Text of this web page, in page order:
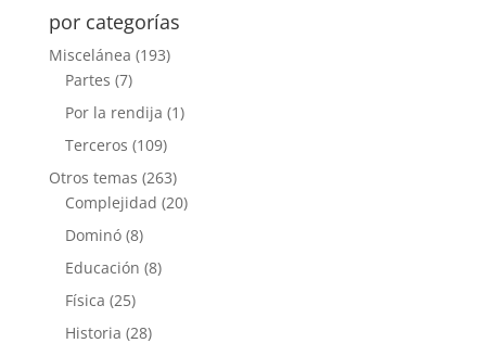
por categorías
Miscelánea (193)
Partes (7)
Por la rendija (1)
Terceros (109)
Otros temas (263)
Complejidad (20)
Dominó(8)
Educación (8)
Física (25)
Historia (28)